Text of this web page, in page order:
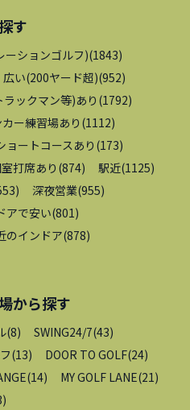
す
ーションゴルフ)(1843)
広い(200ヤード超)(952)
ックマン等)あり (1792)
ー練習場あり (1112)
ョートコースあり(173)
打席あり (874) 駅近(1125)
) 深夜営業(955)
アで安い(801)
のインドア(878)
から探す
(8) SWING24/7(43)
(13) DOOR TO GOLF(24)
(14) MY GOLF LANE(21)
)